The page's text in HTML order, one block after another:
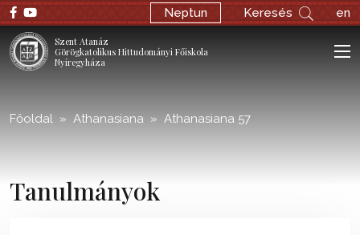
; Neptun Keresés en
Szent Atanáz
Görögkatolikus Hittudományi Főiskola
Nyíregyháza
Főoldal Athanasiana Athanasiana 57
Tanulmányok